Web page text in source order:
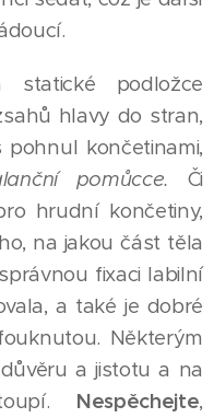
podložce
hlavy do stran,
končetinami,
pomůcce. Či
hrudní končetiny,
na jakou část těla
fixaci labilní
a také je dobré
Některým
a jistotu a na
Nespěchejte,